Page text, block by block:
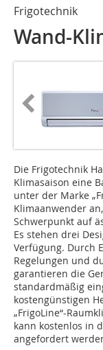
Frigotechnik
Wand-
Die Frigotechnik
Klimasaison eine
unter der Marke
Klimaanwender
Schwerpunkt auf
Es stehen drei
Verfügung. Durch
Regelungen und
garantieren die
standardmäßig
kostengünstigen
„FrigoLine“-
kann kostenlos in
angefordert